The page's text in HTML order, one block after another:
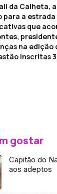
da Calheta,
para a estrada
que
na edição
inscritas
gostar
Capitão do
aos adeptos